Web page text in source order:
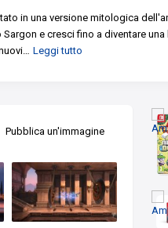
in una versione mitologica
e cresci fino a diventare
… Leggi tutto
Pubblica un'immagine